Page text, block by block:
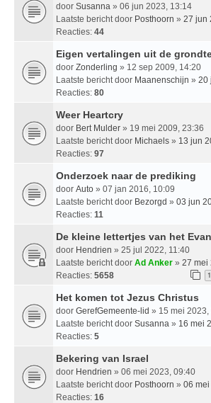
door Susanna » 06 jun 2023, 13:14
Laatste bericht door Posthoorn » 27 jun
Reacties: 44
Eigen vertalingen uit de
door Zonderling » 12 sep 2009, 14:20
Laatste bericht door Maanenschijn » 20
Reacties: 80
Weer Heartcry
door Bert Mulder » 19 mei 2009, 23:36
Laatste bericht door Michaels » 13 jun
Reacties: 97
Onderzoek naar de prediking
door Auto » 07 jan 2016, 10:09
Laatste bericht door Bezorgd » 03 jun
Reacties: 11
De kleine lettertjes van het
door Hendrien » 25 jul 2022, 11:40
Laatste bericht door Ad Anker » 27 mei
Reacties: 5658 1
Het komen tot Jezus Christus
door GerefGemeente-lid » 15 mei 2023,
Laatste bericht door Susanna » 16 mei
Reacties: 5
Bekering van Israel
door Hendrien » 06 mei 2023, 09:40
Laatste bericht door Posthoorn » 06
Reacties: 16